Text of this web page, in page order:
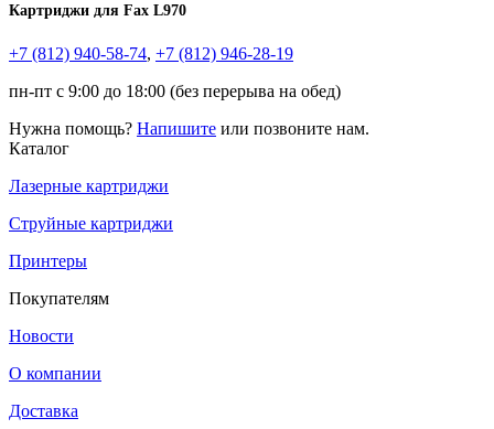
Картриджи для Fax L970
+7 (812) 940-58-74, +7 (812) 946-28-19
пн-пт с 9:00 до 18:00 (без перерыва на обед)
Нужна помощь? Напишите или позвоните нам.
Каталог
Лазерные картриджи
Струйные картриджи
Принтеры
Покупателям
Новости
О компании
Доставка